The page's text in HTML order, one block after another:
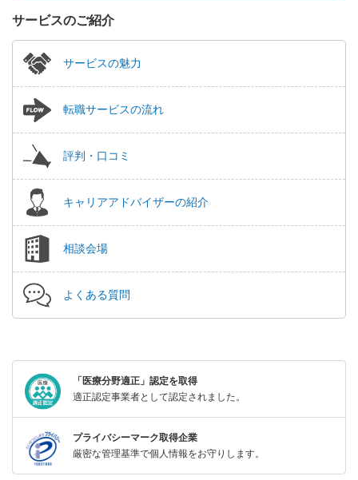
サービスのご紹介
サービスの魅力
転職サービスの流れ
評判・口コミ
キャリアアドバイザーの紹介
相談会場
よくある質問
「医療分野適正」認定を取得
適正認定事業者として認定されました。
プライバシーマーク取得企業
厳密な管理基準で個人情報をお守りします。